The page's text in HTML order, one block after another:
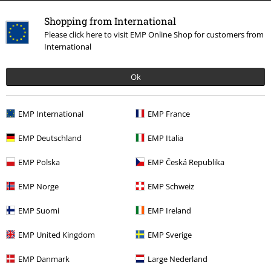
Shopping from International
Please click here to visit EMP Online Shop for customers from
International
Ok
EMP International EMP France
EMP Deutschland EMP Italia
EMP Polska EMP Česká Republika
EMP Norge EMP Schweiz
EMP Suomi EMP Ireland
EMP United Kingdom EMP Sverige
EMP Danmark Large Nederland
Więcej kategorii. Więcej możliwości.
Top Bands Billie Eilish
Zespoły Gatunki muzyczne Alternative Indie
Newsletter
więcej